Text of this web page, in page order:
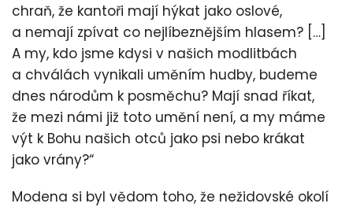
chraň, že kantoři mají hýkat jako oslové,
a nemají zpívat co nejlíbeznějším hlasem? […]
A my, kdo jsme kdysi v našich modlitbách
a chválách vynikali uměním hudby, budeme
dnes národům k posměchu? Mají snad říkat,
že mezi námi již toto umění není, a my máme
výt k Bohu našich otců jako psi nebo krákat
jako vrány?“
Modena si byl vědom toho, že nežidovské okolí